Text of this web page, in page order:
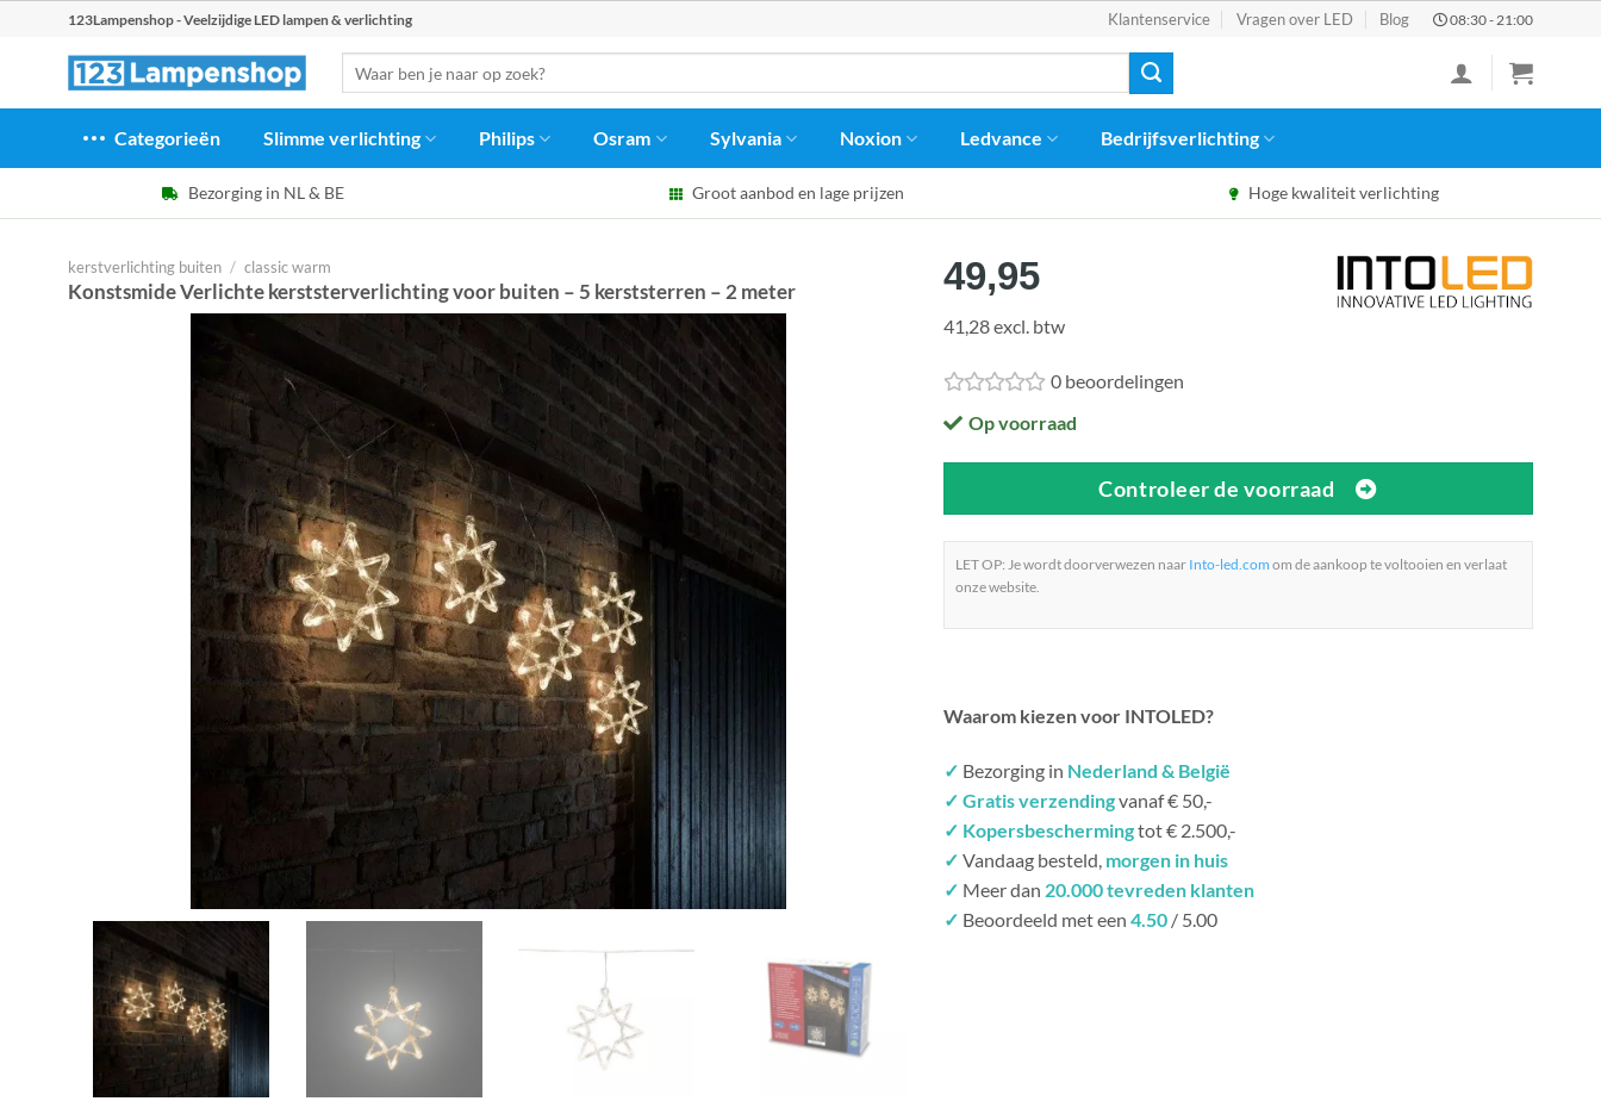
123Lampenshop - Veelzijdige LED lampen & verlichting Klantenservice Vragen over LED Blog 08:30 - 21:00
naar:
Categorieën Slimme verlichting Philips Osram Sylvania Noxion Ledvance Bedrijfsverlichting
Bezorging in NL & BE Groot aanbod en lage prijzen Hoge kwaliteit verlichting
kerstverlichting buiten / classic warm
Konstsmide Verlichte kerststerverlichting voor buiten – 5 kerststerren – 2 meter 49,95
41,28 excl. btw
0 beoordelingen
Op voorraad
Controleer de voorraad
LET OP: Je wordt doorverwezen naar Into-led.com om de aankoop te voltooien en verlaat
onze website.
Waarom kiezen voor INTOLED?
✓ Bezorging in Nederland & België
✓ Gratis verzendingvanaf € 50,-
✓ Kopersbeschermingtot € 2.500,-
✓ Vandaag besteld, morgen in huis
✓ Meer dan 20.000 tevreden klanten
✓ Beoordeeld met een 4.50 / 5.00